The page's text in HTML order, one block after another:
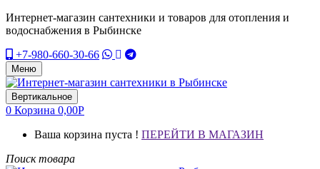
Интернет-магазин сантехники и товаров для отопления и
водоснабжения в Рыбинске
+7-980-660-30-66
Меню
Вертикальное
0 Корзина 0,00Р
Ваша корзина пуста ! ПЕРЕЙТИ В МАГАЗИН
Поиск товара